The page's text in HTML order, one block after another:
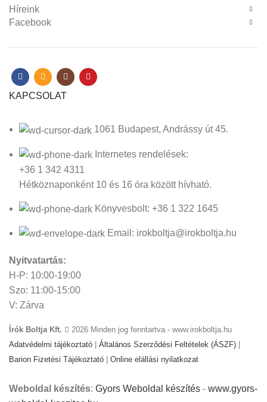
Híreink
Facebook
KAPCSOLAT
1061 Budapest, Andrássy út 45.
Internetes rendelések:
+36 1 342 4311
Hétköznaponként 10 és 16 óra között hívható.
Könyvesbolt: +36 1 322 1645
Email: irokboltja@irokboltja.hu
Nyitvatartás:
H-P: 10:00-19:00
Szo: 11:00-15:00
V: Zárva
Írók Boltja Kft.
2026 Minden jog fenntartva - www.irokboltja.hu
Adatvédelmi tájékoztató
Általános Szerződési Feltételek (ÁSZF)
Barion Fizetési Tájékoztató
Online elállási nyilatkozat
Weboldal készítés: Gyors Weboldal készítés - www.gyors-